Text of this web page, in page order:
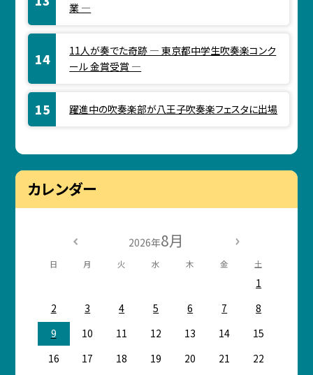
業 ―
11人が奏でた奇跡 ― 東京都中学生吹奏楽コンク
ール 金賞受賞 ―
躍進中の吹奏楽部が八王子吹奏楽フェスタに出場
カレンダー
2026年8月
日 月 火 水 木 金 土
1
2
3 4 5 6 7
8
9
10 11 12 13 14
15
16
17 18 19 20 21
22